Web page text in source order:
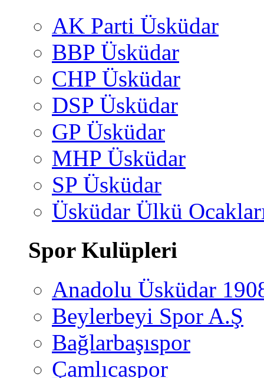
AK Parti Üsküdar
BBP Üsküdar
CHP Üsküdar
DSP Üsküdar
GP Üsküdar
MHP Üsküdar
SP Üsküdar
Üsküdar Ülkü
Spor Kulüpleri
Anadolu Üsküdar
Beylerbeyi Spor A.Ş
Bağlarbaşıspor
Çamlıcaspor